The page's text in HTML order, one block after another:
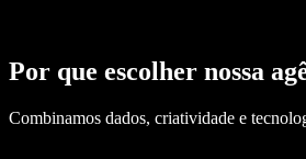
Por que escolher nossa
Combinamos dados, criatividade e